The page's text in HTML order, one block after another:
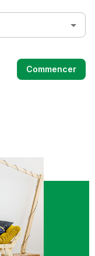
BIENS